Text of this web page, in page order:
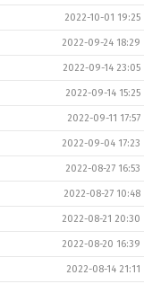
2022-10-01 19:25
2022-09-24 18:29
2022-09-14 23:05
2022-09-14 15:25
2022-09-11 17:57
2022-09-04 17:23
2022-08-27 16:53
2022-08-27 10:48
2022-08-21 20:30
2022-08-20 16:39
2022-08-14 21:11